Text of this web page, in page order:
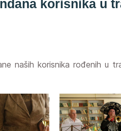
korisnika u
naših korisnika rođenih u